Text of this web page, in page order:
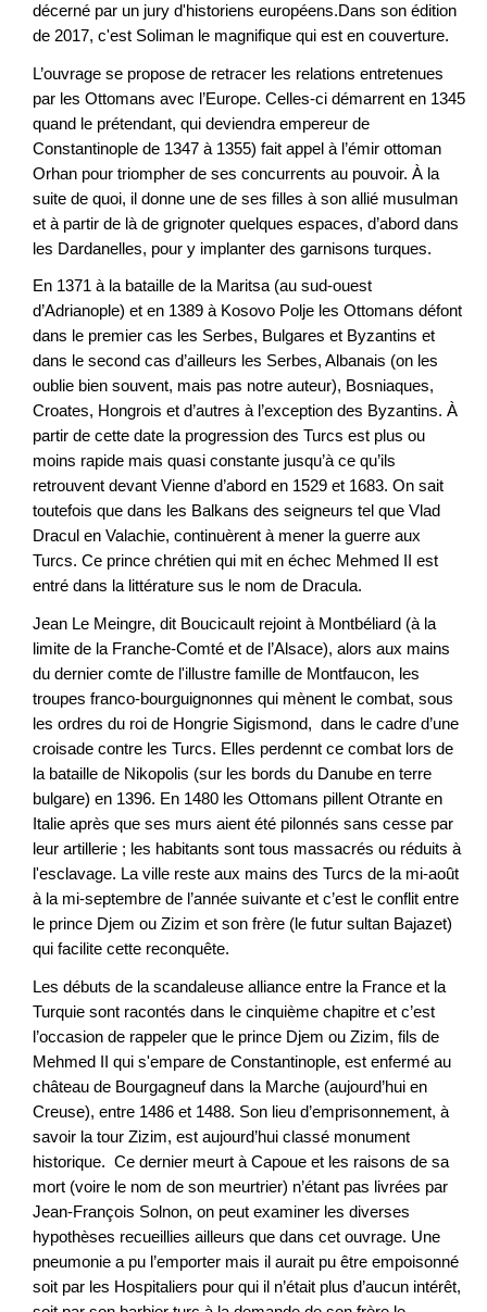
décerné par un jury d'historiens européens.Dans son édition
de 2017, c'est Soliman le magnifique qui est en couverture.
L’ouvrage se propose de retracer les relations entretenues
par les Ottomans avec l’Europe. Celles-ci démarrent en 1345
quand le prétendant, qui deviendra empereur de
Constantinople de 1347 à 1355) fait appel à l’émir ottoman
Orhan pour triompher de ses concurrents au pouvoir. À la
suite de quoi, il donne une de ses filles à son allié musulman
et à partir de là de grignoter quelques espaces, d’abord dans
les Dardanelles, pour y implanter des garnisons turques.
En 1371 à la bataille de la Maritsa (au sud-ouest
d’Adrianople) et en 1389 à Kosovo Polje les Ottomans défont
dans le premier cas les Serbes, Bulgares et Byzantins et
dans le second cas d’ailleurs les Serbes, Albanais (on les
oublie bien souvent, mais pas notre auteur), Bosniaques,
Croates, Hongrois et d’autres à l’exception des Byzantins. À
partir de cette date la progression des Turcs est plus ou
moins rapide mais quasi constante jusqu’à ce qu’ils
retrouvent devant Vienne d’abord en 1529 et 1683. On sait
toutefois que dans les Balkans des seigneurs tel que Vlad
Dracul en Valachie, continuèrent à mener la guerre aux
Turcs. Ce prince chrétien qui mit en échec Mehmed II est
entré dans la littérature sus le nom de Dracula.
Jean Le Meingre, dit Boucicault rejoint à Montbéliard (à la
limite de la Franche-Comté et de l’Alsace), alors aux mains
du dernier comte de l'illustre famille de Montfaucon, les
troupes franco-bourguignonnes qui mènent le combat, sous
les ordres du roi de Hongrie Sigismond, dans le cadre d’une
croisade contre les Turcs. Elles perdennt ce combat lors de
la bataille de Nikopolis (sur les bords du Danube en terre
bulgare) en 1396. En 1480 les Ottomans pillent Otrante en
Italie après que ses murs aient été pilonnés sans cesse par
leur artillerie ; les habitants sont tous massacrés ou réduits à
l'esclavage. La ville reste aux mains des Turcs de la mi-août
à la mi-septembre de l’année suivante et c’est le conflit entre
le prince Djem ou Zizim et son frère (le futur sultan Bajazet)
qui facilite cette reconquête.
Les débuts de la scandaleuse alliance entre la France et la
Turquie sont racontés dans le cinquième chapitre et c’est
l’occasion de rappeler que le prince Djem ou Zizim, fils de
Mehmed II qui s'empare de Constantinople, est enfermé au
château de Bourgagneuf dans la Marche (aujourd’hui en
Creuse), entre 1486 et 1488. Son lieu d’emprisonnement, à
savoir la tour Zizim, est aujourd’hui classé monument
historique. Ce dernier meurt à Capoue et les raisons de sa
mort (voire le nom de son meurtrier) n’étant pas livrées par
Jean-François Solnon, on peut examiner les diverses
hypothèses recueillies ailleurs que dans cet ouvrage. Une
pneumonie a pu l’emporter mais il aurait pu être empoisonné
soit par les Hospitaliers pour qui il n’était plus d’aucun intérêt,